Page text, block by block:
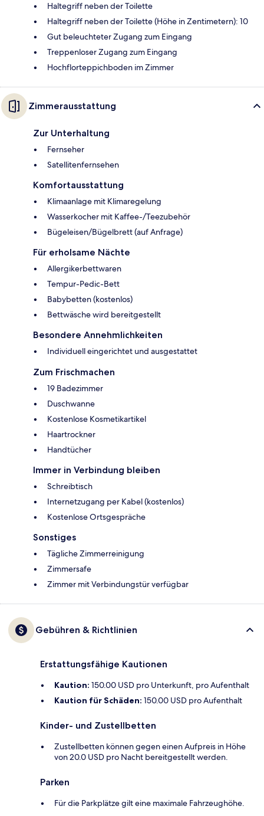
Haltegriff neben der Toilette
Haltegriff neben der Toilette (Höhe in Zentimetern): 10
Gut beleuchteter Zugang zum Eingang
Treppenloser Zugang zum Eingang
Hochflorteppichboden im Zimmer
Zimmerausstattung
Zur Unterhaltung
Fernseher
Satellitenfernsehen
Komfortausstattung
Klimaanlage mit Klimaregelung
Wasserkocher mit Kaffee-/Teezubehör
Bügeleisen/Bügelbrett (auf Anfrage)
Für erholsame Nächte
Allergikerbettwaren
Tempur-Pedic-Bett
Babybetten (kostenlos)
Bettwäsche wird bereitgestellt
Besondere Annehmlichkeiten
Individuell eingerichtet und ausgestattet
Zum Frischmachen
19 Badezimmer
Duschwanne
Kostenlose Kosmetikartikel
Haartrockner
Handtücher
Immer in Verbindung bleiben
Schreibtisch
Internetzugang per Kabel (kostenlos)
Kostenlose Ortsgespräche
Sonstiges
Tägliche Zimmerreinigung
Zimmersafe
Zimmer mit Verbindungstür verfügbar
Gebühren & Richtlinien
Erstattungsfähige Kautionen
Kaution: 150.00 USD pro Unterkunft, pro Aufenthalt
Kaution für Schäden: 150.00 USD pro Aufenthalt
Kinder- und Zustellbetten
Zustellbetten können gegen einen Aufpreis in Höhe
von 20.0 USD pro Nacht bereitgestellt werden.
Parken
Für die Parkplätze gilt eine maximale Fahrzeughöhe.